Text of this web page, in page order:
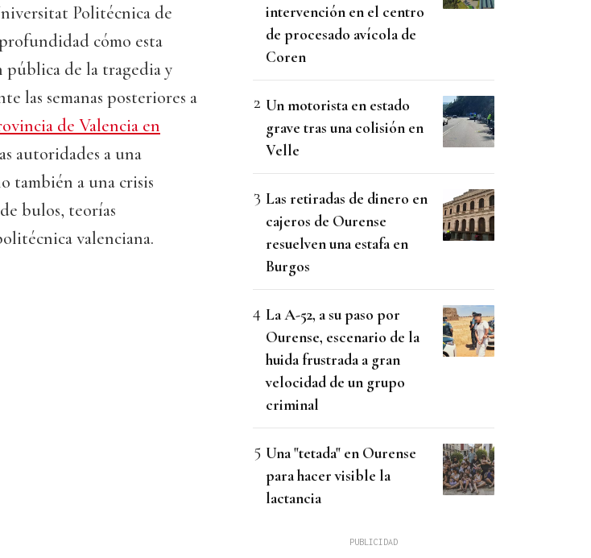
Politécnica de
cómo esta
de la tragedia y
las semanas posteriores a
de Valencia en
autoridades a una
también a una crisis
bulos, teorías
valenciana.
intervención en el centro
de procesado avícola de
Coren
Un motorista en estado
grave tras una colisión en
Velle
Las retiradas de dinero en
cajeros de Ourense
resuelven una estafa en
Burgos
La A-52, a su paso por
Ourense, escenario de la
huida frustrada a gran
velocidad de un grupo
criminal
Una "tetada" en Ourense
para hacer visible la
lactancia